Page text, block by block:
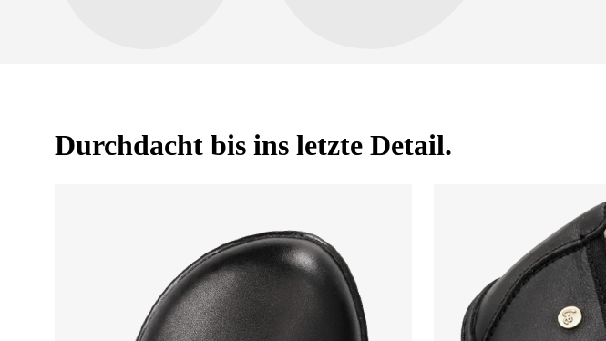
Land ändern
Lieferland auswählen
Durchdacht bis ins letzte Detail.
Variante
Bestellnummer